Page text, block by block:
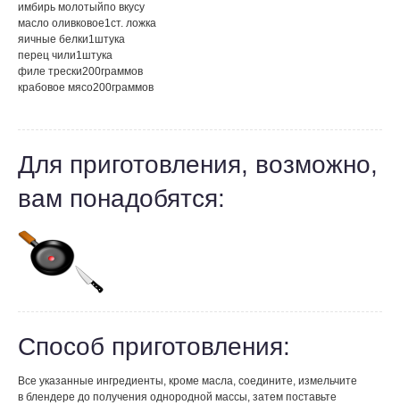
имбирь молотыйпо вкусу
масло оливковое1ст. ложка
яичные белки1штука
перец чили1штука
филе трески200граммов
крабовое мясо200граммов
Для приготовления, возможно,
вам понадобятся:
Способ приготовления:
Все указанные ингредиенты, кроме масла, соедините, измельчите
в блендере до получения однородной массы, затем поставьте